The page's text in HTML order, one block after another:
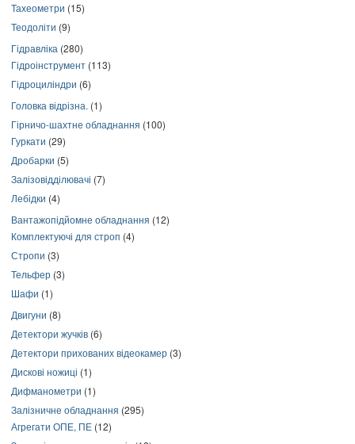
Тахеометри (15)
Теодоліти (9)
Гідравліка (280)
Гідроінструмент (113)
Гідроциліндри (6)
Головка відрізна. (1)
Гірничо-шахтне обладнання (100)
Гуркати (29)
Дробарки (5)
Залізовідділювачі (7)
Лебідки (4)
Вантажопідйомне обладнання (12)
Комплектуючі для строп (4)
Стропи (3)
Тельфер (3)
Шафи (1)
Двигуни (8)
Детектори жучків (6)
Детектори прихованих відеокамер (3)
Дискові ножиці (1)
Дифманометри (1)
Залізничне обладнання (295)
Агрегати ОПЕ, ПЕ (12)